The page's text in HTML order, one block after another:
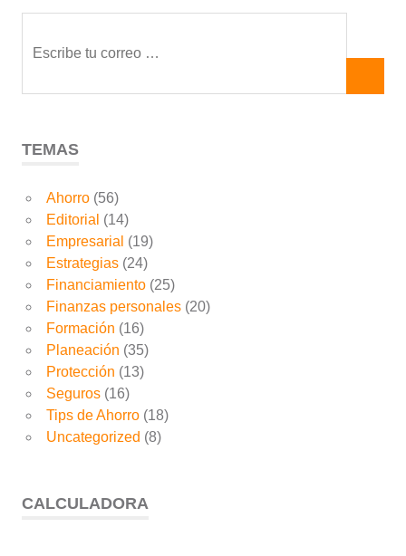
TEMAS
Ahorro(56)
Editorial (14)
Empresarial (19)
Estrategias(24)
Financiamiento(25)
Finanzas personales(20)
Formación (16)
Planeación (35)
Protección (13)
Seguros(16)
Tips de Ahorro(18)
Uncategorized (8)
CALCULADORA